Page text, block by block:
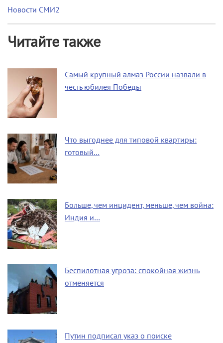
Новости СМИ2
Читайте также
Самый крупный алмаз России назвали в
честь юбилея Победы
Что выгоднее для типовой квартиры:
готовый…
Больше, чем инцидент, меньше, чем война:
Индия и…
Беспилотная угроза: спокойная жизнь
отменяется
Путин подписал указ о поиске